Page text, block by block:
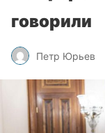
говорили
Петр Юрьев